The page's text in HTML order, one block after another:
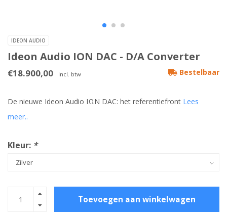
IDEON AUDIO
Ideon Audio ION DAC - D/A Converter
€18.900,00 Incl. btw Bestelbaar
De nieuwe Ideon Audio IΩN DAC: het referentiefront Lees
meer..
Kleur: *
Toevoegen aan winkelwagen